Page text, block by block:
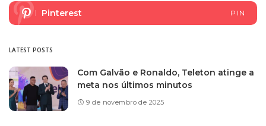
Pinterest PIN
LATEST POSTS
Com Galvão e Ronaldo, Teleton atinge a
meta nos últimos minutos
9 de novembro de 2025